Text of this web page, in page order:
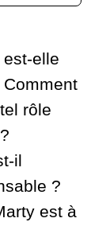
elle
Comment
rôle
il
?
est à